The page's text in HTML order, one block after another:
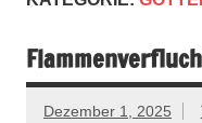
Dezember 1, 2025